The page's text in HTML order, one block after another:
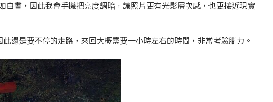
晝，因此我會手機把亮度調暗，讓照片更有光影層次感，也更接近現實
還是要不停的走路，來回大概需要一小時左右的時間，非常考驗腳力。